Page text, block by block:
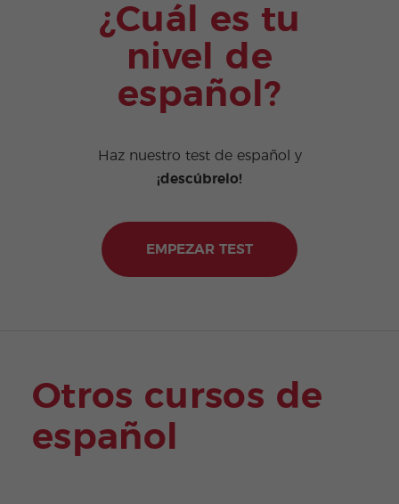
¿Cuál es tu
nivel de
español?
Haz nuestro test de español y
¡descúbrelo!
EMPEZAR TEST
Otros cursos de
español